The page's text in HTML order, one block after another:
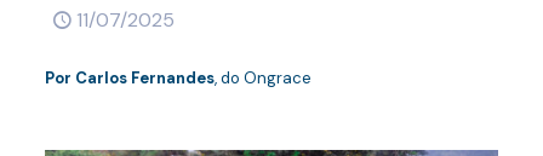
11/07/2025
Por Carlos Fernandes, do Ongrace